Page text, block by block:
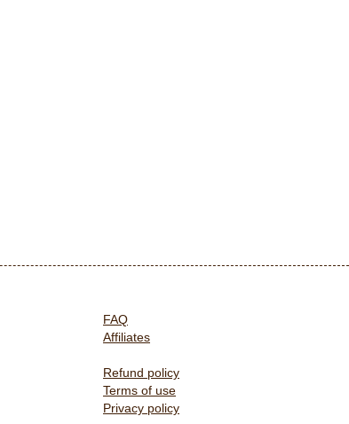
FAQ
Affiliates
Refund policy
Terms of use
Privacy policy